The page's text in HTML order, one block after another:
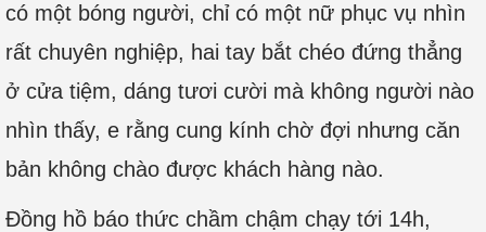
có một bóng người, chỉ có một nữ phục vụ nhìn
rất chuyên nghiệp, hai tay bắt chéo đứng thẳng
ở cửa tiệm, dáng tươi cười mà không người nào
nhìn thấy, e rằng cung kính chờ đợi nhưng căn
bản không chào được khách hàng nào.
Đồng hồ báo thức chầm chậm chạy tới 14h,